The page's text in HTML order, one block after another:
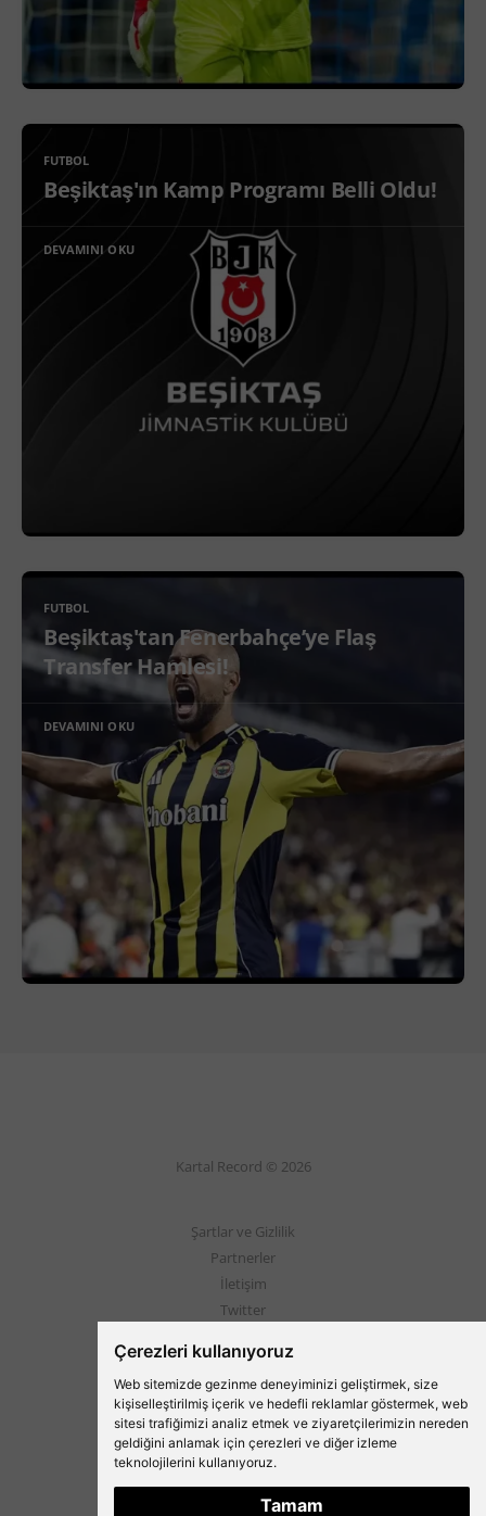
Çerezleri kullanıyoruz
Web sitemizde gezinme deneyiminizi geliştirmek, size
kişiselleştirilmiş içerik ve hedefli reklamlar göstermek, web
sitesi trafiğimizi analiz etmek ve ziyaretçilerimizin nereden
geldiğini anlamak için çerezleri ve diğer izleme
teknolojilerini kullanıyoruz.
Tamam
FUTBOL
Beşiktaş'ın Kamp Programı Belli Oldu!
DEVAMINI OKU
FUTBOL
Beşiktaş'tan Fenerbahçe’ye Flaş
Transfer Hamlesi!
DEVAMINI OKU
Kartal Record © 2026
Şartlar ve Gizlilik
Partnerler
İletişim
Twitter
Beşiktaş'ın Medyası